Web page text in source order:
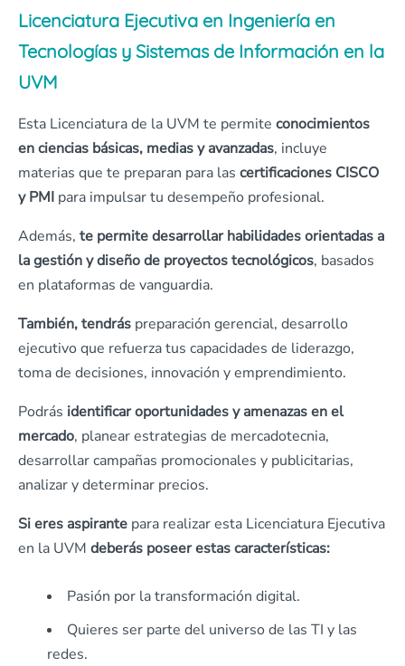
Licenciatura Ejecutiva en Ingeniería en
Tecnologías y Sistemas de Información en la
UVM
Esta Licenciatura de la UVM te permite conocimientos
en ciencias básicas, medias y avanzadas, incluye
materias que te preparan para las certificaciones CISCO
y PMI para impulsar tu desempeño profesional.
Además, te permite desarrollar habilidades orientadas a
la gestión y diseño de proyectos tecnológicos, basados
en plataformas de vanguardia.
También, tendrás preparación gerencial, desarrollo
ejecutivo que refuerza tus capacidades de liderazgo,
toma de decisiones, innovación y emprendimiento.
Podrás identificar oportunidades y amenazas en el
mercado, planear estrategias de mercadotecnia,
desarrollar campañas promocionales y publicitarias,
analizar y determinar precios.
Si eres aspirante para realizar esta Licenciatura Ejecutiva
en la UVM deberás poseer estas características:
Pasión por la transformación digital.
Quieres ser parte del universo de las TI y las
redes.